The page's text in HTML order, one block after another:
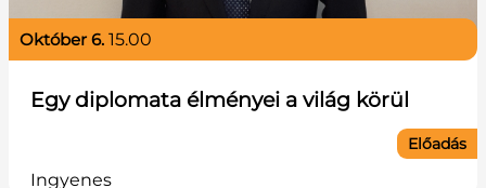
Egy diplomata élményei a világ körül
október 6. 15.00
Ingyenes
Előadás